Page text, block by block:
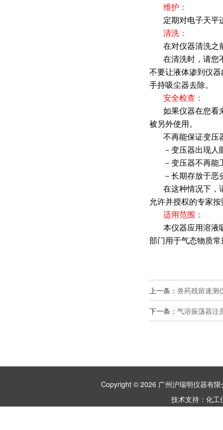
维护：
定期对电子天平
清洗：
在对仪器清洗之
在清洗时，请您
不要让液体渗到仪
手持吸尘器去除。
安全检查：
如果仪器在您看
被另外使用。
不再能保证变压
－变压器出现
－变压器不再能
－长期存放于恶
在这种情况下，
允许并授权的专家
适用范围：
本仪器应用溶液
部门用于气态物质
上一条： 兽药残留速测
下一条： 气浴振荡器注
Copyright © 2026 广州沪瑞明仪器有
技术支持： 化工